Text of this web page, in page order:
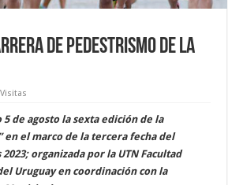
de pedestrismo de la
5 de agosto la sexta edición de la
en el marco de la tercera fecha del
organizada por la UTN Facultad
Uruguay en coordinación con la